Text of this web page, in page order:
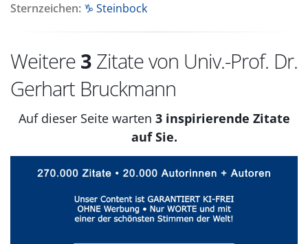
Sternzeichen: ♑ Steinbock
Weitere 3 Zitate von Univ.-Prof. Dr.
Gerhart Bruckmann
Auf dieser Seite warten 3 inspirierende Zitate
auf Sie.